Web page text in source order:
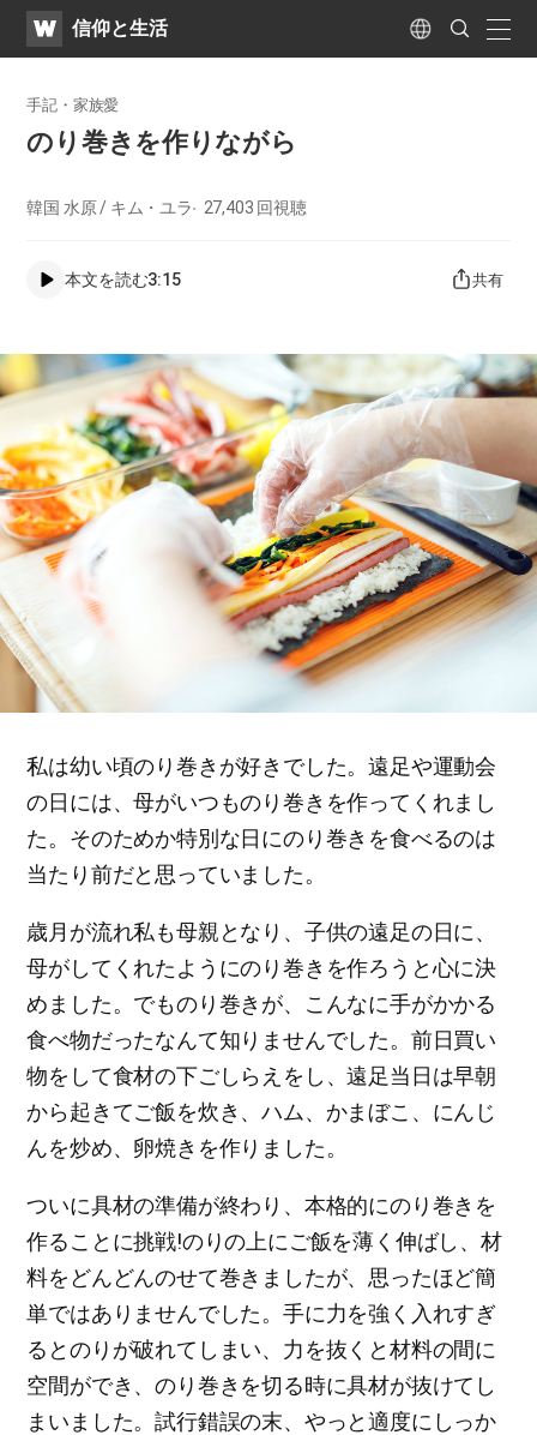
WATV​信仰と生活 Language
Search
Submit
手記・家族愛
のり巻きを作りながら
韓国 水原 / キム・ユラ 27,403 回視聴
本文を読む3:15 共有
私は幼い頃のり巻きが好きでした。遠足や運動会
の日には、母がいつものり巻きを作ってくれまし
た。そのためか特別な日にのり巻きを食べるのは
当たり前だと思っていました。
歳月が流れ私も母親となり、子供の遠足の日に、
母がしてくれたようにのり巻きを作ろうと心に決
めました。でものり巻きが、こんなに手がかかる
食べ物だったなんて知りませんでした。前日買い
物をして食材の下ごしらえをし、遠足当日は早朝
から起きてご飯を炊き、ハム、かまぼこ、にんじ
んを炒め、卵焼きを作りました。
ついに具材の準備が終わり、本格的にのり巻きを
作ることに挑戦!のりの上にご飯を薄く伸ばし、材
料をどんどんのせて巻きましたが、思ったほど簡
単ではありませんでした。手に力を強く入れすぎ
るとのりが破れてしまい、力を抜くと材料の間に
空間ができ、のり巻きを切る時に具材が抜けてし
まいました。試行錯誤の末、やっと適度にしっか